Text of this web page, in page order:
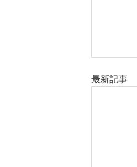
最新記事